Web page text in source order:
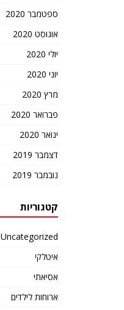
ספטמבר 2020
אוגוסט 2020
יולי 2020
יוני 2020
מרץ 2020
פברואר 2020
ינואר 2020
דצמבר 2019
נובמבר 2019
קטגוריות
Uncategorized
איטלקי
אסיאתי
ארוחות לילדים